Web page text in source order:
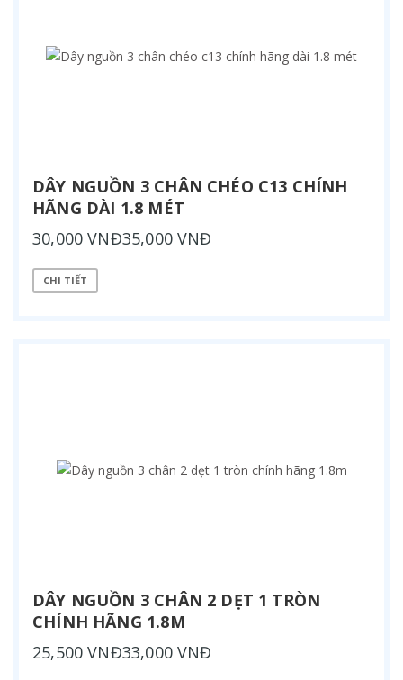
DÂY NGUỒN 3 CHÂN CHÉO C13 CHÍNH
HÃNG DÀI 1.8 MÉT
30,000 VNĐ35,000 VNĐ
CHI TIẾT
DÂY NGUỒN 3 CHÂN 2 DẸT 1 TRÒN
CHÍNH HÃNG 1.8M
25,500 VNĐ33,000 VNĐ